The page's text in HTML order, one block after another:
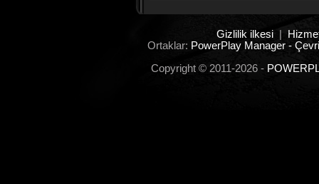
Gizlilik ilkesi|
Ortaklar: PowerPlay Manager -
Copyright © 2011-2026 -